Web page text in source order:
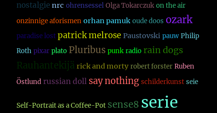
nostalgie nrc ohrensessel Olga Tokarczuk on the air
onzinnige aforismen orhan pamuk oude doos ozark
paradise lost patrick melrose Paustovski pauw Philip
Roth pixar plato Pluribus punk radio rain dogs
Rauhantekijä rick and morty robert forster Ruben
Östlund russian doll say nothing schilderkunst seie
Self-Portrait as a Coffee-Pot sense8 serie